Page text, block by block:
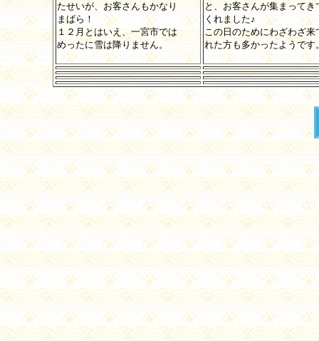
たせいが、お客さんもかなり
まばら！
１２月とはいえ、一宮市では
めったに雪は降りません。
と、お客さんが集まってき
くれました♪
この日のためにわざわざ来
れた方も多かったようです